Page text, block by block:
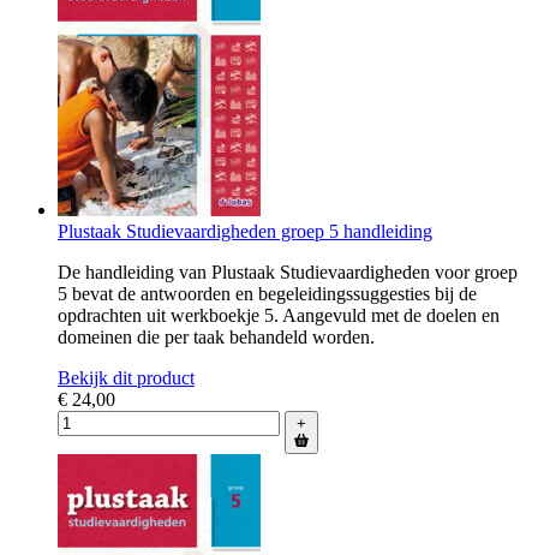
Plustaak Studievaardigheden groep 5 handleiding
De handleiding van Plustaak Studievaardigheden voor groep
5 bevat de antwoorden en begeleidingssuggesties bij de
opdrachten uit werkboekje 5. Aangevuld met de doelen en
domeinen die per taak behandeld worden.
Bekijk dit product
€ 24,00
+